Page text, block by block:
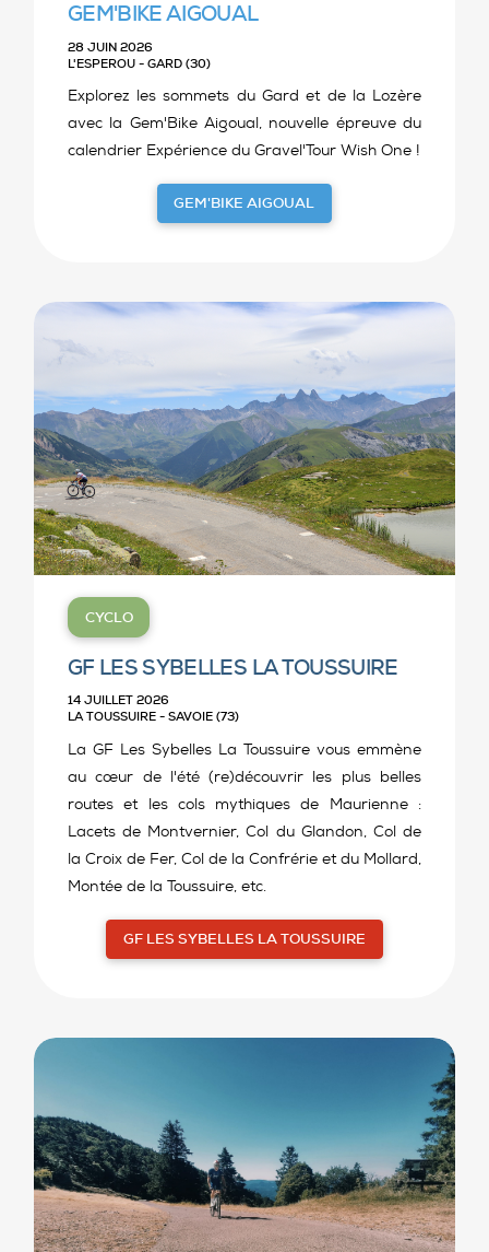
GEM'BIKE AIGOUAL
28 JUIN 2026
L'ESPEROU - GARD (30)
Explorez les sommets du Gard et de la Lozère
avec la Gem'Bike Aigoual, nouvelle épreuve du
calendrier Expérience du Gravel'Tour Wish One !
GEM'BIKE AIGOUAL
CYCLO
GF LES SYBELLES LA TOUSSUIRE
14 JUILLET 2026
LA TOUSSUIRE - SAVOIE (73)
La GF Les Sybelles La Toussuire vous emmène
au cœur de l'été (re)découvrir les plus belles
routes et les cols mythiques de Maurienne :
Lacets de Montvernier, Col du Glandon, Col de
la Croix de Fer, Col de la Confrérie et du Mollard,
Montée de la Toussuire, etc.
GF LES SYBELLES LA TOUSSUIRE